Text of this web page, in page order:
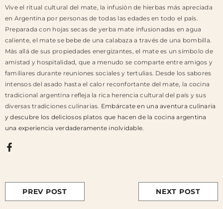
Vive el ritual cultural del mate, la infusión de hierbas más apreciada
en Argentina por personas de todas las edades en todo el país.
Preparada con hojas secas de yerba mate infusionadas en agua
caliente, el mate se bebe de una calabaza a través de una bombilla.
Más allá de sus propiedades energizantes, el mate es un símbolo de
amistad y hospitalidad, que a menudo se comparte entre amigos y
familiares durante reuniones sociales y tertulias. Desde los sabores
intensos del asado hasta el calor reconfortante del mate, la cocina
tradicional argentina refleja la rica herencia cultural del país y sus
diversas tradiciones culinarias. Embárcate en una aventura culinaria
y descubre los deliciosos platos que hacen de la cocina argentina
una experiencia verdaderamente inolvidable.
PREV POST NEXT POST